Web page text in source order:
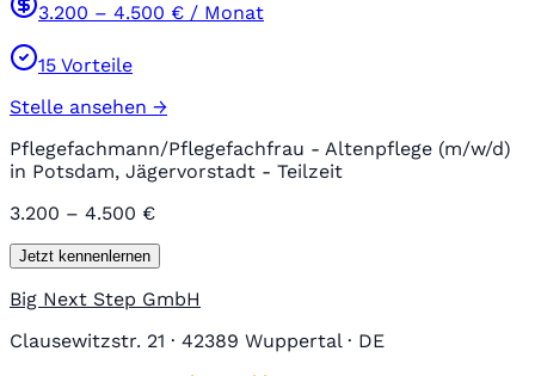
3.200 – 4.500 € / Monat
15 Vorteile
Stelle ansehen →
Pflegefachmann/Pflegefachfrau - Altenpflege (m/w/d)
in Potsdam, Jägervorstadt - Teilzeit
3.200 – 4.500 €
Jetzt kennenlernen
Big Next Step GmbH
Clausewitzstr. 21 · 42389 Wuppertal · DE